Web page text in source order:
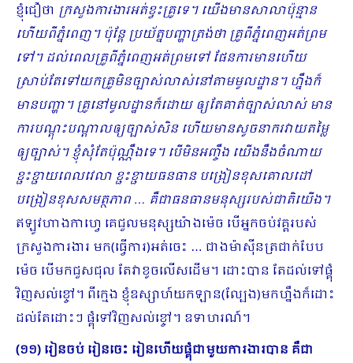
ខ្ញុំជឿថា ក្រសួងការងារអត់ខ្វះគ្រូទេ។ យើងមានសាលាប៉ុន្មាន
ហើយពីភ្នំពេញ។ ប៉ុន្តែ ប្រយ័ត្នបញ្ហាត្រង់ថា គ្រូពីភ្នំពេញអត់ព្រម
ទៅ។ ដល់ពេលគ្រូពីភ្នំពេញអត់ព្រមទៅ ផែនការមានហើយ
ស្រាប់តែទៅយកគ្រូមិនច្បាស់​លាស់​នៅតាមមូលដ្ឋាន។ ហ្នឹងក៏
មានបញ្ហា។ គ្រូនៅមូលដ្ឋានក៏ដោយ ឲ្យតែគាត់ច្បាស់លាស់ មាន
ការបណ្ដុះបណ្ដាលឲ្យច្បាស់សិន ហើយមានសូចនាករវាយតម្លៃ
ឲ្យច្បាស់។ ខ្ញុំសុំតែប៉ុណ្ណឹងទេ។ បើមិនអញ្ចឹង យើងនឹងចំ​ណាយ
ខ្ជះខ្ជាយពេលវេលា ខ្ជះខ្ជាយធនធាន បង្រៀនខុសគោលដៅ
បង្រៀនខុសសមត្ថភាព … គឺជាធនធានមនុស្សរបស់ជាតិយើង។
ឥឡូវហាងកាហ្វេ គេជួលមនុស្សយ៉ាងម៉េច បើអ្នកចប់វគ្គរបស់
ក្រសួងការងារ មក(ធ្វើការ)អត់ចេះ … ជាងម៉ាស៊ីនត្រជាក់បែប
ម៉េច បើមកជួសជុល តែវាខូចលើសដើម។ ដោះបាន តែដល់ទៅផ្គុំ
វិញសល់ខ្ចៅ។ ពីក្មេង ខ្ញុំឧស្សាហ៍យកឡាន(ល្បែង)មកហ្នឹងក៏ដោះ
ដល់តែដោះៗ ផ្គុំទៅវិញសល់ខ្ចៅ។ ឧទាហរណ៍។
(១១) ​រៀនចប់ រៀនចេះ រៀនហើយផ្គុំជាមួយការងារបាន គឺជា